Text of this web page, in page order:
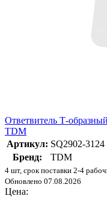
Ответвитель Т-
TDM
Артикул: SQ2902-3124
Бренд:
TDM
4 шт, срок поставки 2-4
Обновлено 07.08.2026
Цена: